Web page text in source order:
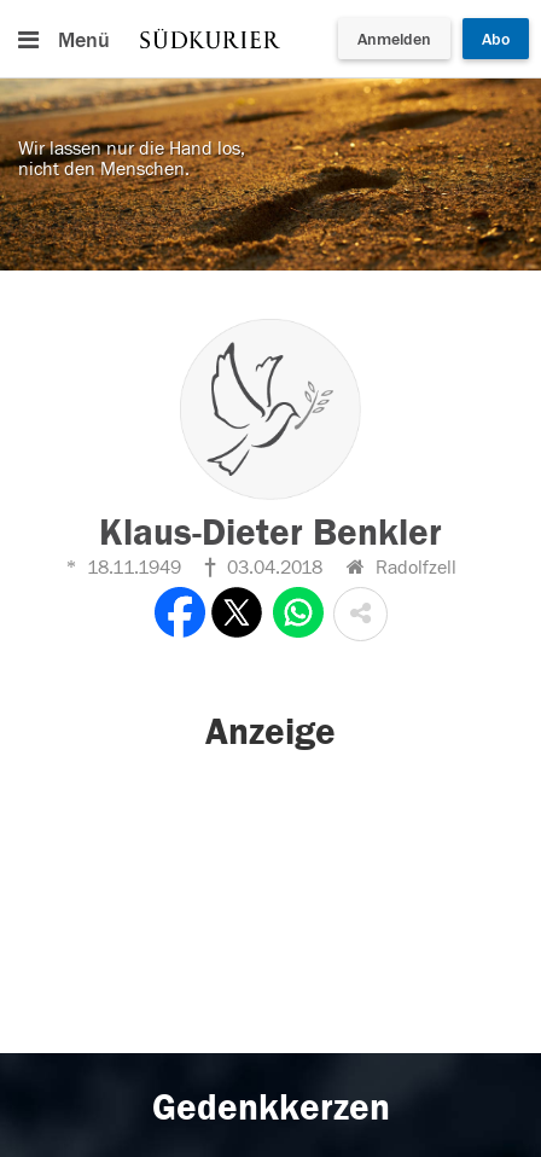
Menü Anmelden Abo
Wir lassen nur die Hand los,
nicht den Menschen.
Klaus-Dieter Benkler
18.11.1949 03.04.2018 Radolfzell
Anzeige
Gedenkkerzen